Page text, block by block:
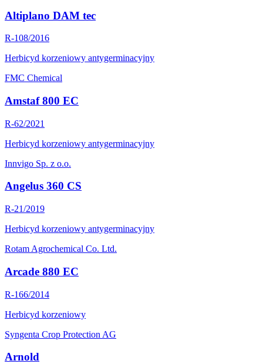
Altiplano DAM tec
R-108/2016
Herbicyd korzeniowy antygerminacyjny
FMC Chemical
Amstaf 800 EC
R-62/2021
Herbicyd korzeniowy antygerminacyjny
Innvigo Sp. z o.o.
Angelus 360 CS
R-21/2019
Herbicyd korzeniowy antygerminacyjny
Rotam Agrochemical Co. Ltd.
Arcade 880 EC
R-166/2014
Herbicyd korzeniowy
Syngenta Crop Protection AG
Arnold